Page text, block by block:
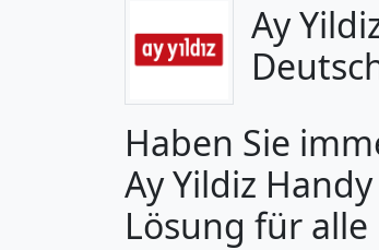
Ay
Haben Sie
Ay Yildiz
Lösung für